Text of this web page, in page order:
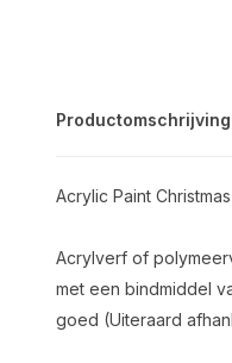
Productomschrijving
Acrylic Paint
Acrylverf of
met een bindmiddel
goed (Uiteraard